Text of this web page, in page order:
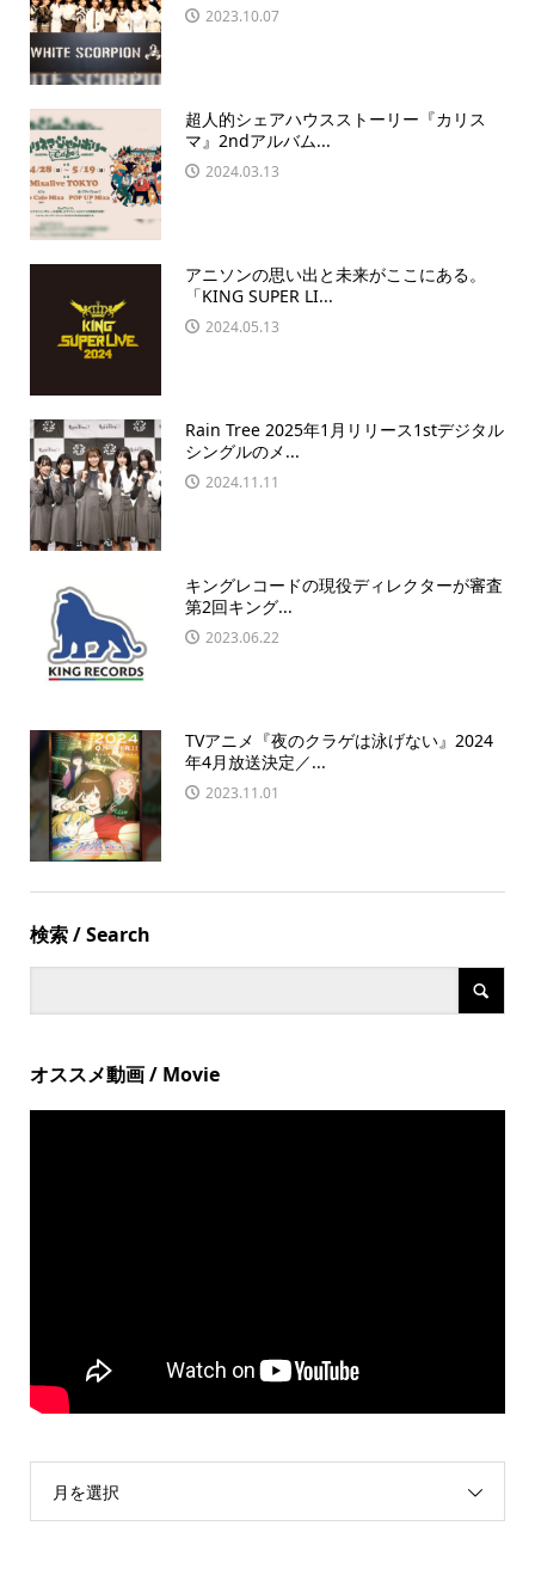
2023.10.07
超人的シェアハウスストーリー『カリス
マ』2ndアルバム...
2024.03.13
アニソンの思い出と未来がここにある。
「KING SUPER LI...
2024.05.13
Rain Tree 2025年1月リリース1stデジタル
シングルのメ...
2024.11.11
キングレコードの現役ディレクターが審査
第2回キング...
2023.06.22
TVアニメ『夜のクラゲは泳げない』2024
年4月放送決定／...
2023.11.01
検索 / Search
オススメ動画 / Movie
月を選択